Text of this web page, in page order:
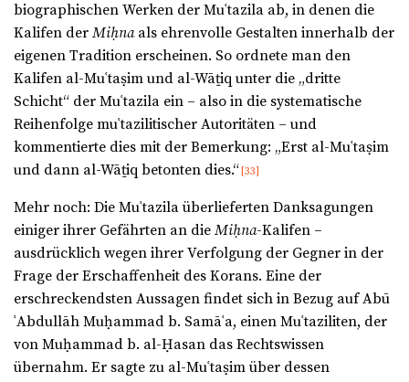
biographischen Werken der Muʿtazila ab, in denen die
Kalifen der Miḥnaals ehrenvolle Gestalten innerhalb der
eigenen Tradition erscheinen. So ordnete man den
Kalifen al-Muʿtaṣim und al-Wāṯiq unter die „dritte
Schicht“ der Muʿtazila ein – also in die systematische
Reihenfolge muʿtazilitischer Autoritäten – und
kommentierte dies mit der Bemerkung: „Erst al-Muʿtaṣim
und dann al-Wāṯiq betonten dies.“ [33]
Mehr noch: Die Muʿtazila überlieferten Danksagungen
einiger ihrer Gefährten an die Miḥna-Kalifen –
ausdrücklich wegen ihrer Verfolgung der Gegner in der
Frage der Erschaffenheit des Korans. Eine der
erschreckendsten Aussagen findet sich in Bezug auf Abū
ʿAbdullāh Muḥammad b. Samāʿa, einen Muʿtaziliten, der
von Muḥammad b. al-Ḥasan das Rechtswissen
übernahm. Er sagte zu al-Muʿtaṣim über dessen